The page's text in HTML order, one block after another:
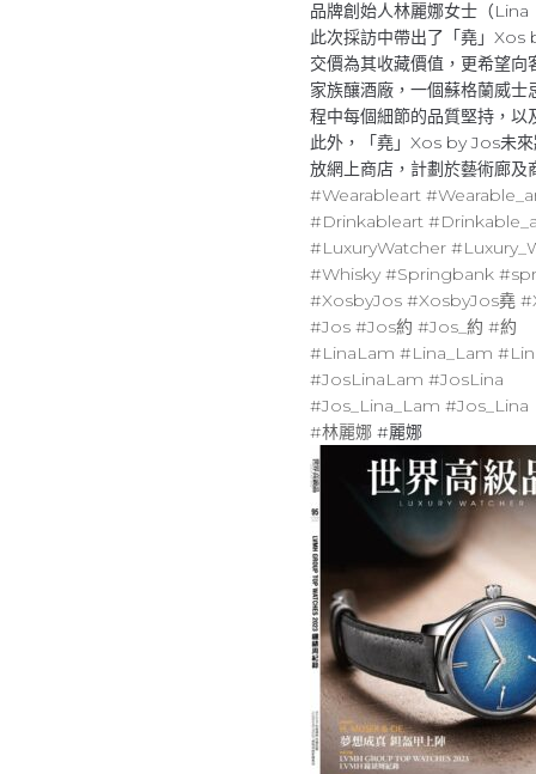
品牌創始人林麗娜女士（
此次採訪中帶出了「堯」Xos
交價為其收藏價值，更希望
家族釀酒廠，一個蘇格蘭威
程中每個細節的品質堅持，以
此外，「堯」Xos by Jos未
放網上商店，計劃於藝術廊
#Wearableart
#Drinkableart
#LuxuryWatcher
#Whisky #Springbank
#XosbyJos #XosbyJos堯
#Jos #Jos約 #Jos_約 #約
#LinaLam #Lina_Lam
#JosLinaLam #JosLina
#Jos_Lina_Lam #Jos_Lina
#林麗娜 #麗娜